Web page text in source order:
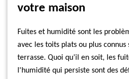
votre maison
Fuites et humidité sont les
avec les toits plats ou plus
terrasse. Quoi qu’il en soit, les
l'humidité qui persiste sont des